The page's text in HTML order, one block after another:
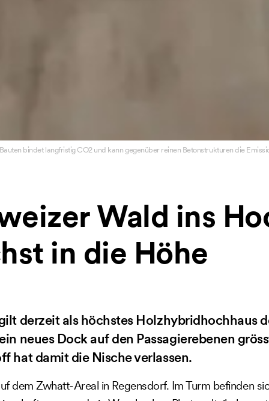
bindet langfristig CO2 und kann gegenüber reinen Betonstrukturen die
Wald ins
in die Höhe
derzeit als höchstes Holzhybridhochhaus
neues Dock auf den Passagierebenen
hat damit die Nische verlassen.
dem Zwhatt-Areal in Regensdorf. Im Turm befinden